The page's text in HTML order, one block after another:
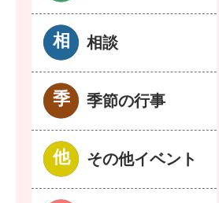
相談
季節の行事
その他イベント